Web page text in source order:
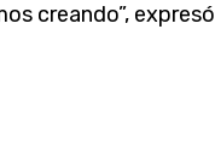
creando”, expresó